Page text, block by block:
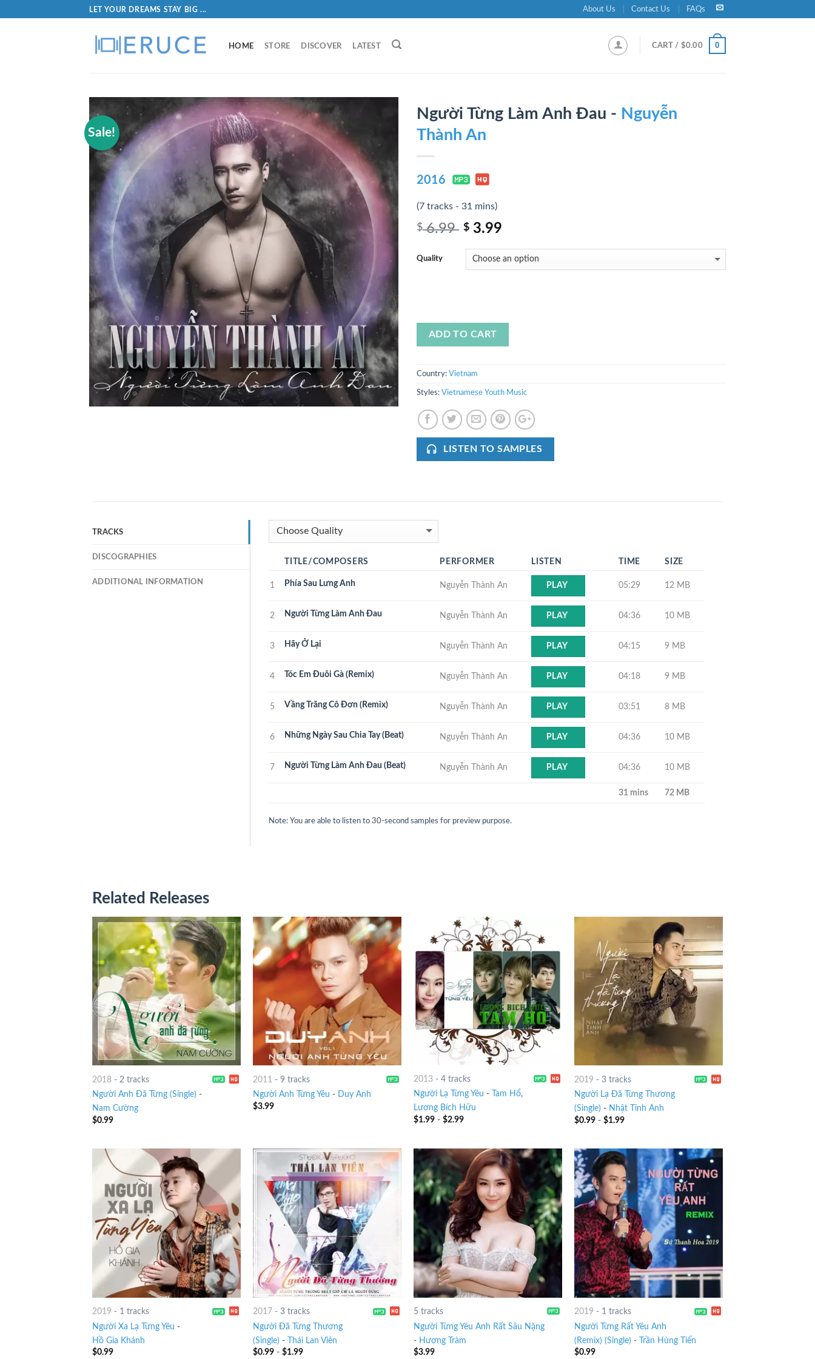
LET YOUR DREAMS STAY BIG ... About Us Contact Us FAQs
HOME STORE DISCOVER LATEST CART / $0.00 0
Sale!
Người Từng Làm Anh Đau - Nguyễn
Thành An
2016
(7 tracks - 31 mins)
$6.99 $ 3.99
Quality
ADD TO CART
Country: Vietnam
Styles: Vietnamese Youth Music
LISTEN TO SAMPLES
TRACKS
DISCOGRAPHIES
ADDITIONAL INFORMATION
TITLE/COMPOSERS PERFORMER LISTEN TIME SIZE
1 Phía Sau Lưng Anh Nguyễn Thành An PLAY 05:29 12 MB
2 Người Từng Làm Anh Đau Nguyễn Thành An PLAY 04:36 10 MB
3 Hãy Ở Lại Nguyễn Thành An PLAY 04:15 9 MB
4 Tóc Em Đuôi Gà (Remix) Nguyễn Thành An PLAY 04:18 9 MB
5 Vầng Trăng Cô Đơn (Remix) Nguyễn Thành An PLAY 03:51 8 MB
6 Những Ngày Sau Chia Tay (Beat) Nguyễn Thành An PLAY 04:36 10 MB
7 Người Từng Làm Anh Đau (Beat) Nguyễn Thành An PLAY 04:36 10 MB
31 mins 72 MB
Note: You are able to listen to 30-second samples for preview purpose.
Related Releases
2018- 2 tracks
Người Anh Đã Từng (Single) -
Nam Cường
$0.99
2011 - 9 tracks
Người Anh Từng Yêu - Duy Anh
$3.99
2013- 4 tracks
Người Lạ Từng Yêu - Tam Hổ,
Lương Bích Hữu
$1.99- $2.99
2019 - 3 tracks
Người Lạ Đã Từng Thương
(Single) - Nhật Tinh Anh
$0.99- $1.99
2019 - 1 tracks
Người Xa Lạ Từng Yêu -
Hồ Gia Khánh
$0.99
2017- 3 tracks
Người Đã Từng Thương
(Single) - Thái Lan Viên
$0.99- $1.99
5 tracks
Người Từng Yêu Anh Rất Sâu Nặng
- Hương Tràm
$3.99
2019 - 1 tracks
Người Từng Rất Yêu Anh
(Remix) (Single) - Trần Hùng Tiến
$0.99